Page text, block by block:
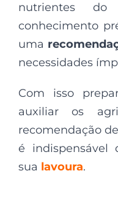
nutrientes
conhecimento
uma
necessidades
Com isso
auxiliar os
recomendação
é indispensável
sua lavoura.